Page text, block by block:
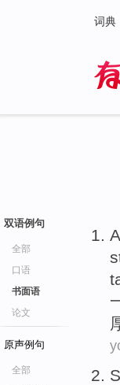
词典
双语例句
全部
口语
书面语
论文
原声例句
全部
A